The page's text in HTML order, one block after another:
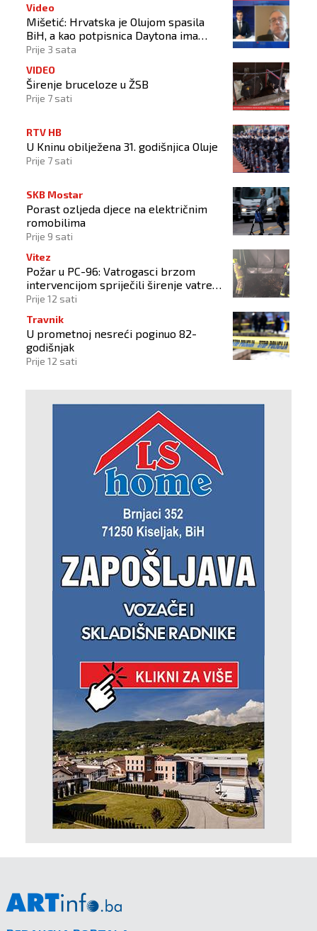
Video
Mišetić: Hrvatska je Olujom spasila
BiH, a kao potpisnica Daytona ima
puno pravo štititi hrvatski narod
Prije 3 sata
VIDEO
Širenje bruceloze u ŽSB
Prije 7 sati
RTV HB
U Kninu obilježena 31. godišnjica Oluje
Prije 7 sati
SKB Mostar
Porast ozljeda djece na električnim
romobilima
Prije 9 sati
Vitez
Požar u PC-96: Vatrogasci brzom
intervencijom spriječili širenje vatre
na okolne objekte
Prije 12 sati
Travnik
U prometnoj nesreći poginuo 82-
godišnjak
Prije 12 sati